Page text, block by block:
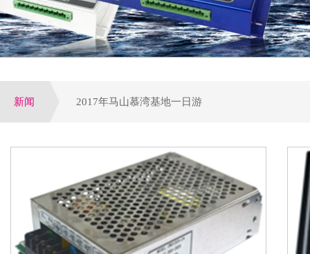
新闻 2017年马山慕湾基地一日游
公司荣获电气行业优选潜力品牌，配电领域十大优
参加第四届电力行业变配电及电能质量专业技术交